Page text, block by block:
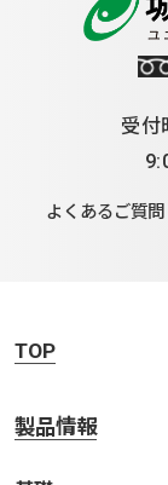
受付
よくあるご質問
TOP
製品情報